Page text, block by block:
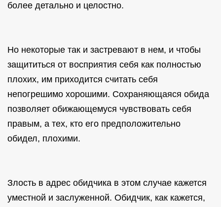
более детально и целостно.
Но некоторые так и застревают в нем, и чтобы
защититься от восприятия себя как полностью
плохих, им приходится считать себя
непогрешимо хорошими. Сохраняющаяся обида
позволяет обижающемуся чувствовать себя
правым, а тех, кто его предположительно
обидел, плохими.
Злость в адрес обидчика в этом случае кажется
уместной и заслуженной. Обидчик, как кажется,